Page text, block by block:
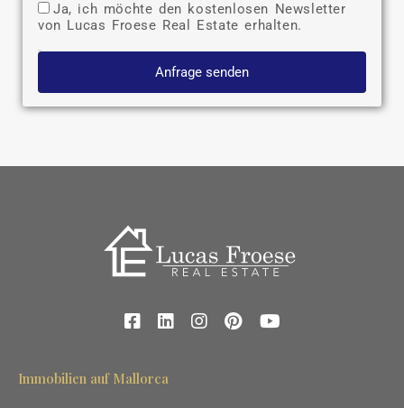
Ja, ich möchte den kostenlosen Newsletter
von Lucas Froese Real Estate erhalten.
Anfrage senden
Immobilien auf Mallorca